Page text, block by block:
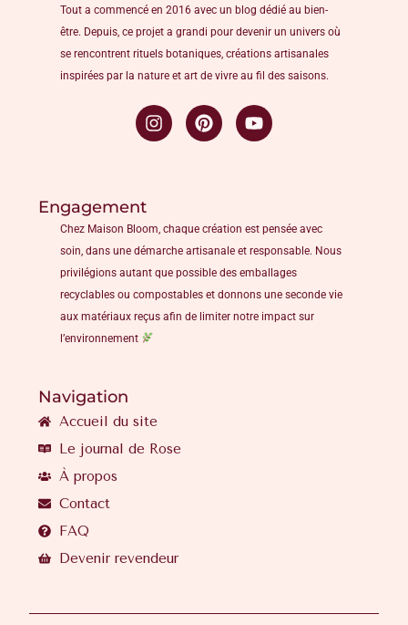
Tout a commencé en 2016 avec un blog dédié au bien-
être. Depuis, ce projet a grandi pour devenir un univers où
se rencontrent rituels botaniques, créations artisanales
inspirées par la nature et art de vivre au fil des saisons.
Engagement
Chez Maison Bloom, chaque création est pensée avec
soin, dans une démarche artisanale et responsable. Nous
privilégions autant que possible des emballages
recyclables ou compostables et donnons une seconde vie
aux matériaux reçus afin de limiter notre impact sur
l’environnement
Navigation
Accueil du site
Le journal de Rose
À propos
Contact
FAQ
Devenir revendeur